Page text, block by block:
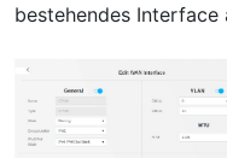
bestehendes Interface